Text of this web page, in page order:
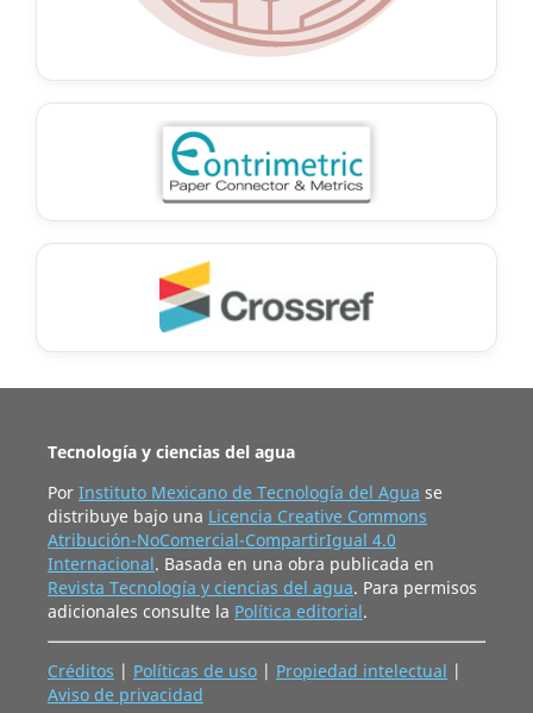
Tecnología y ciencias del agua
Por Instituto Mexicano de Tecnología del Agua se
distribuye bajo una Licencia Creative Commons
Atribución-NoComercial-CompartirIgual 4.0
Internacional. Basada en una obra publicada en
Revista Tecnología y ciencias del agua. Para permisos
adicionales consulte la Política editorial.
Créditos | Políticas de uso| Propiedad intelectual |
Aviso de privacidad